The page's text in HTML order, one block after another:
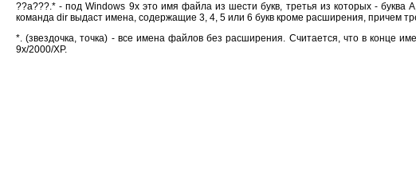
??a???.* - под Windows 9x это имя файла из шести букв, третья из которых -
команда dir выдаст имена, содержащие 3, 4, 5 или 6 букв кроме расширения, причем
*. (звездочка, точка) - все имена файлов без расширения. Считается, что в конце
9x/2000/XP.